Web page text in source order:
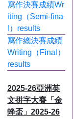
寫作決賽成績Wr
iting（Semi-fina
l）results
寫作總決賽成績
Writing（Final）
results
2025-26亞洲英
文拼字大賽「金
蜂盃」2025-26